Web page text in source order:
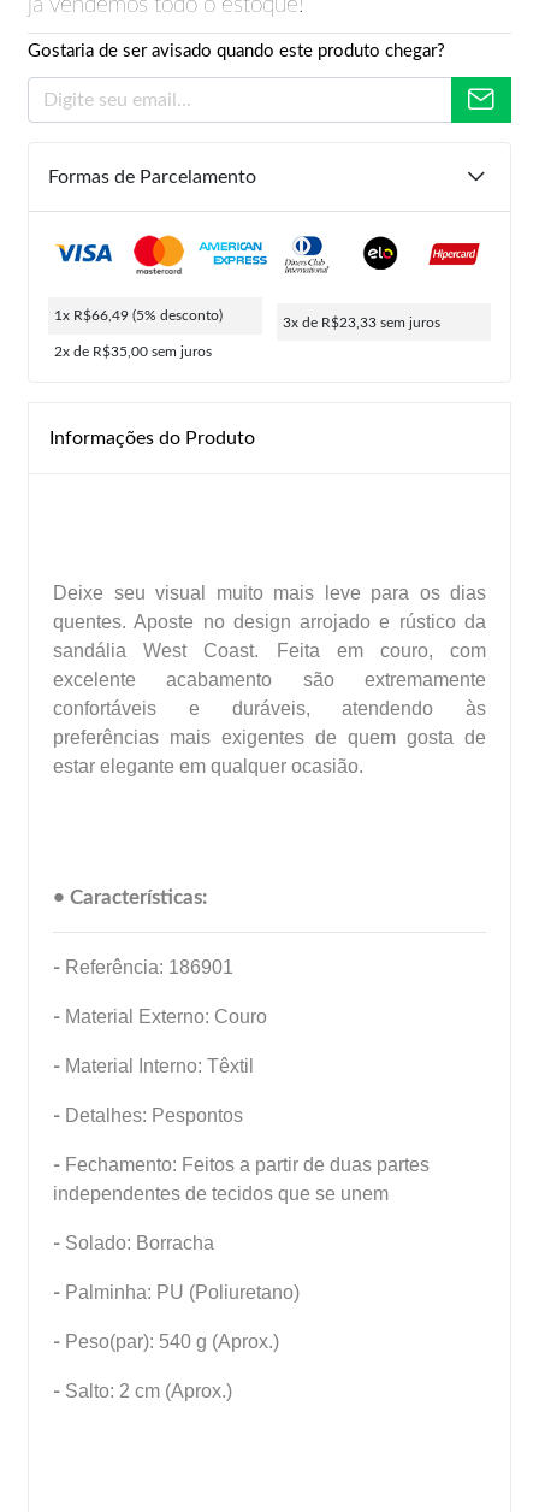
já vendemos todo o estoque!
Gostaria de ser avisado quando este produto chegar?
Formas de Parcelamento
1x R$66,49 (5% desconto)
2x de R$35,00 sem juros
3x de R$23,33 sem juros
Informações do Produto
Deixe seu visual muito mais leve para os dias
quentes. Aposte no design arrojado e rústico da
sandália West Coast. Feita em couro, com
excelente acabamento são extremamente
confortáveis e duráveis, atendendo às
preferências mais exigentes de quem gosta de
estar elegante em qualquer ocasião.
• Características:
- Referência: 186901
- Material Externo: Couro
- Material Interno: Têxtil
- Detalhes: Pespontos
- Fechamento: Feitos a partir de duas partes
independentes de tecidos que se unem
- Solado: Borracha
- Palminha: PU (Poliuretano)
- Peso(par): 540 g (Aprox.)
- Salto: 2 cm (Aprox.)